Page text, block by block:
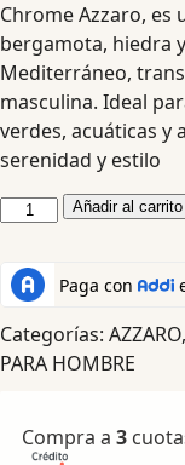
Chrome Azzaro, es
bergamota, hiedra
Mediterráneo,
masculina. Ideal
verdes, acuáticas y
serenidad y estilo
Añadir al carrito
Categorías: AZZARO,
PARA HOMBRE
Compra a 3